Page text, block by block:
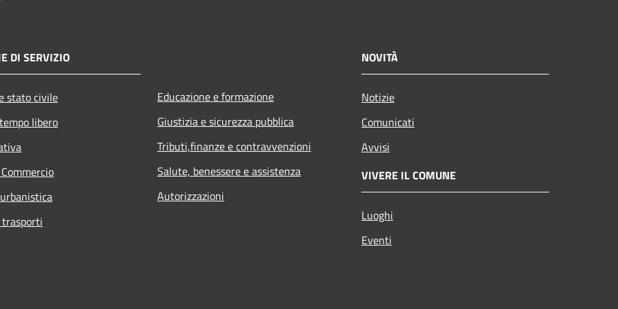
DI SERVIZIO
stato civile
libero
Educazione e formazione
Giustizia e sicurezza pubblica
Tributi,finanze e contravvenzioni
Salute, benessere e assistenza
Autorizzazioni
NOVITÀ
Notizie
Comunicati
Avvisi
VIVERE IL COMUNE
Luoghi
Eventi